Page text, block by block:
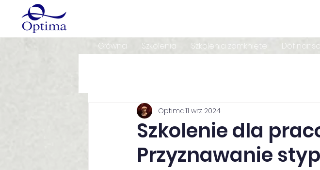
Główna Szkolenia Szkolenia zamknięte
Szkolenie dla
Przyznawanie
Optima11 wrz 2024